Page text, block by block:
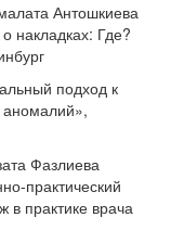
Антошкиева
накладках: Где?
подход к
аномалий»,
Фазлиева
практический
в практике врача